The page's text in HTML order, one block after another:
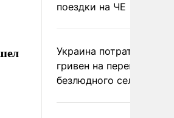
поездки на ЧЕ
Украина потратила 1
гривен на
безлюдного села